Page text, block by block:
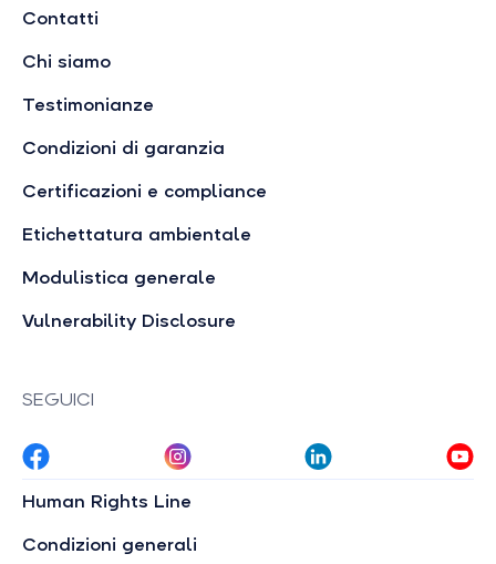
Contatti
Chi siamo
Testimonianze
Condizioni di garanzia
Certificazioni e compliance
Etichettatura ambientale
Modulistica generale
Vulnerability Disclosure
SEGUICI
Human Rights Line
Condizioni generali